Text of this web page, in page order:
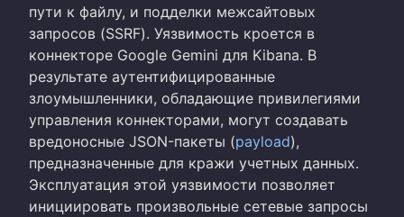
пути к файлу, и подделки межсайтовых
запросов (SSRF). Уязвимость кроется в
коннекторе Google Gemini для Kibana. В
результате аутентифицированные
злоумышленники, обладающие привилегиями
управления коннекторами, могут создавать
вредоносные JSON-пакеты (payload),
предназначенные для кражи учетных данных.
Эксплуатация этой уязвимости позволяет
инициировать произвольные сетевые запросы